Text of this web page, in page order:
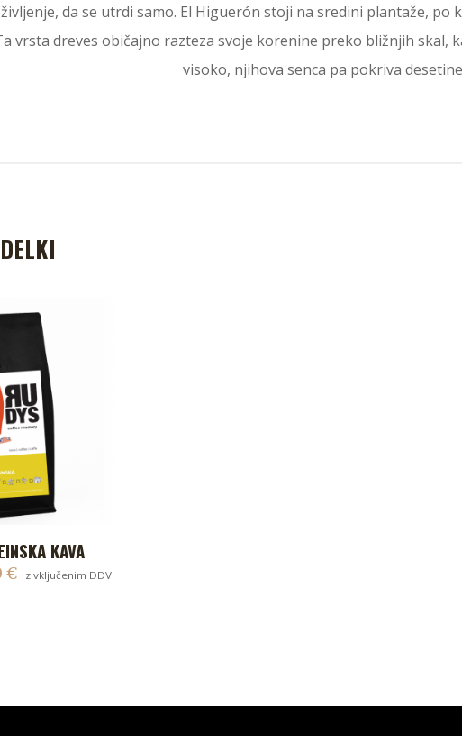
da se utrdi samo. El Higuerón stoji na sredini plantaže,
vrsta dreves običajno razteza svoje korenine preko bližnjih skal,
visoko, njihova senca pa pokriva
KAVA
€ z vključenim DDV